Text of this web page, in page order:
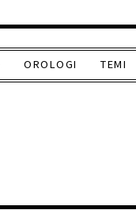
OROLOGI TEMI